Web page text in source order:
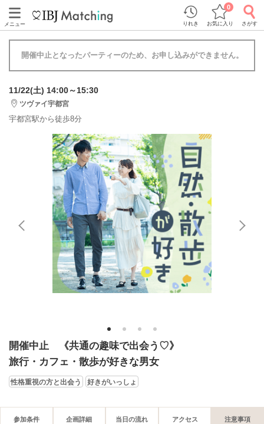
メニュー りれき お気に入り
0
さがす
開催中止となったパーティーのため、お申し込みができません。
11/22(土) 14:00～15:30
ツヴァイ宇都宮
宇都宮駅から徒歩8分
1 2 3 4
開催中止 《共通の趣味で出会う♡》
旅行・カフェ・散歩が好きな男女
性格重視の方と出会う 好きがいっしょ
参加条件 企画詳細 当日の流れ アクセス 注意事項